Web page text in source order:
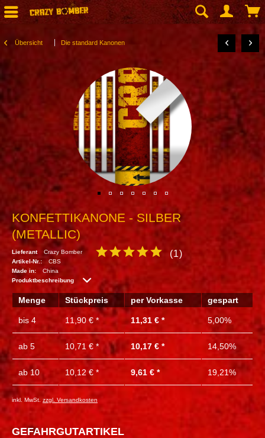
Übersicht Die standard Kanonen
KONFETTIKANONE - SILBER
(METALLIC)
Lieferant
Crazy Bomber
Artikel-Nr.:
CBS
Made in:
China
Produktbeschreibung
(1)
Menge Stückpreis per Vorkasse gespart
bis 4 11,90 € * 11,31 € * 5,00%
ab 5 10,71 € * 10,17 € * 14,50%
ab10 10,12 € * 9,61 € * 19,21%
inkl. MwSt. zzgl. Versandkosten
GEFAHRGUTARTIKEL